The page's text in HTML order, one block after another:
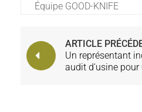
Équipe GOOD-KNIFE
ARTICLE
Un représentant
audit d'usine pour